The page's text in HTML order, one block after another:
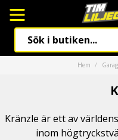
Hem
Kränzle är ett av
inom